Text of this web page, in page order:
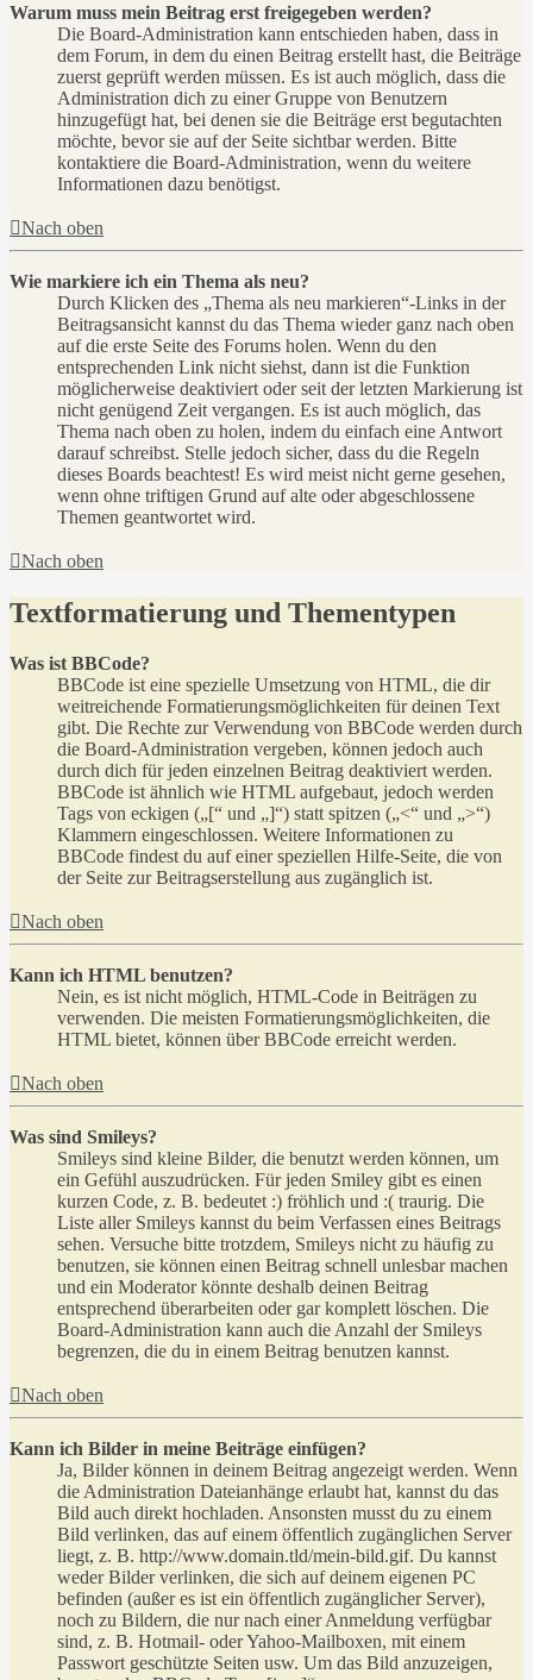
Warum muss mein Beitrag erst freigegeben werden?
Die Board-Administration kann entschieden haben, dass in
dem Forum, in dem du einen Beitrag erstellt hast, die Beiträge
zuerst geprüft werden müssen. Es ist auch möglich, dass die
Administration dich zu einer Gruppe von Benutzern
hinzugefügt hat, bei denen sie die Beiträge erst begutachten
möchte, bevor sie auf der Seite sichtbar werden. Bitte
kontaktiere die Board-Administration, wenn du weitere
Informationen dazu benötigst.
Nach oben
Wie markiere ich ein Thema als neu?
Durch Klicken des „Thema als neu markieren“-Links in der
Beitragsansicht kannst du das Thema wieder ganz nach oben
auf die erste Seite des Forums holen. Wenn du den
entsprechenden Link nicht siehst, dann ist die Funktion
möglicherweise deaktiviert oder seit der letzten Markierung ist
nicht genügend Zeit vergangen. Es ist auch möglich, das
Thema nach oben zu holen, indem du einfach eine Antwort
darauf schreibst. Stelle jedoch sicher, dass du die Regeln
dieses Boards beachtest! Es wird meist nicht gerne gesehen,
wenn ohne triftigen Grund auf alte oder abgeschlossene
Themen geantwortet wird.
Nach oben
Textformatierung und Thementypen
Was ist BBCode?
BBCode ist eine spezielle Umsetzung von HTML, die dir
weitreichende Formatierungsmöglichkeiten für deinen Text
gibt. Die Rechte zur Verwendung von BBCode werden durch
die Board-Administration vergeben, können jedoch auch
durch dich für jeden einzelnen Beitrag deaktiviert werden.
BBCode ist ähnlich wie HTML aufgebaut, jedoch werden
Tags von eckigen („[“ und „]“) statt spitzen („<“ und „>“)
Klammern eingeschlossen. Weitere Informationen zu
BBCode findest du auf einer speziellen Hilfe-Seite, die von
der Seite zur Beitragserstellung aus zugänglich ist.
Nach oben
Kann ich HTML benutzen?
Nein, es ist nicht möglich, HTML-Code in Beiträgen zu
verwenden. Die meisten Formatierungsmöglichkeiten, die
HTML bietet, können über BBCode erreicht werden.
Nach oben
Was sind Smileys?
Smileys sind kleine Bilder, die benutzt werden können, um
ein Gefühl auszudrücken. Für jeden Smiley gibt es einen
kurzen Code, z. B. bedeutet :) fröhlich und :( traurig. Die
Liste aller Smileys kannst du beim Verfassen eines Beitrags
sehen. Versuche bitte trotzdem, Smileys nicht zu häufig zu
benutzen, sie können einen Beitrag schnell unlesbar machen
und ein Moderator könnte deshalb deinen Beitrag
entsprechend überarbeiten oder gar komplett löschen. Die
Board-Administration kann auch die Anzahl der Smileys
begrenzen, die du in einem Beitrag benutzen kannst.
Nach oben
Kann ich Bilder in meine Beiträge einfügen?
Ja, Bilder können in deinem Beitrag angezeigt werden. Wenn
die Administration Dateianhänge erlaubt hat, kannst du das
Bild auch direkt hochladen. Ansonsten musst du zu einem
Bild verlinken, das auf einem öffentlich zugänglichen Server
liegt, z. B. http://www.domain.tld/mein-bild.gif. Du kannst
weder Bilder verlinken, die sich auf deinem eigenen PC
befinden (außer es ist ein öffentlich zugänglicher Server),
noch zu Bildern, die nur nach einer Anmeldung verfügbar
sind, z. B. Hotmail- oder Yahoo-Mailboxen, mit einem
Passwort geschützte Seiten usw. Um das Bild anzuzeigen,